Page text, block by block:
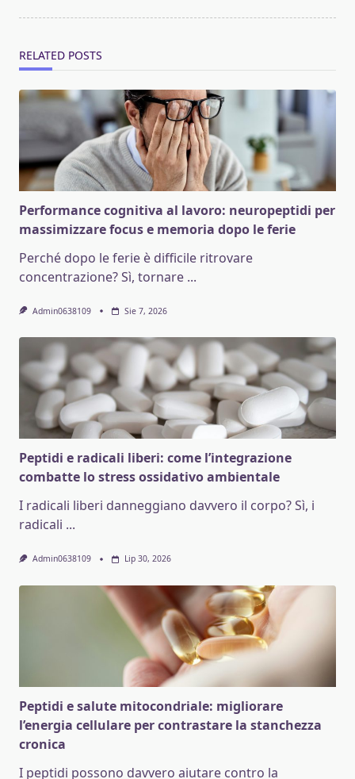
RELATED POSTS
Performance cognitiva al lavoro: neuropeptidi per
massimizzare focus e memoria dopo le ferie
Perché dopo le ferie è difficile ritrovare
concentrazione? Sì, tornare ...
Admin0638109 Sie 7, 2026
Peptidi e radicali liberi: come l’integrazione
combatte lo stress ossidativo ambientale
I radicali liberi danneggiano davvero il corpo? Sì, i
radicali ...
Admin0638109 Lip 30, 2026
Peptidi e salute mitocondriale: migliorare
l’energia cellulare per contrastare la stanchezza
cronica
I peptidi possono davvero aiutare contro la